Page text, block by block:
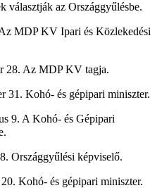
választják az Országgyűlésbe.
MDP KV Ipari és Közlekedési
28. Az MDP KV tagja.
31. Kohó- és gépipari miniszter.
9. A Kohó- és Gépipari
Országgyűlési képviselő.
Kohó- és gépipari miniszter.